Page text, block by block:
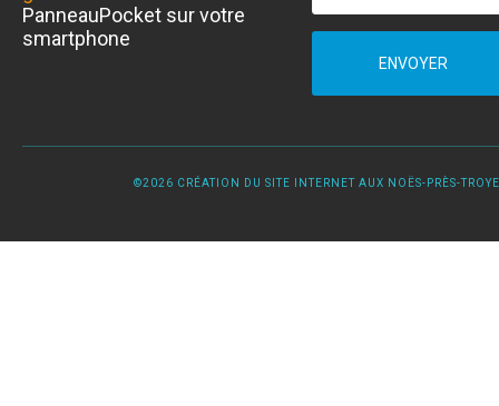
PanneauPocket sur votre
smartphone
ENVOYER
©2026 CRÉATION DU SITE INTERNET AUX NOËS-PRÈS-